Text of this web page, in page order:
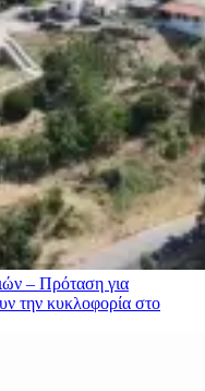
– Πρόταση για
την κυκλοφορία στο